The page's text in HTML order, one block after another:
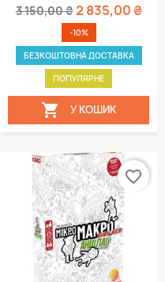
3 150,00 ₴2 835,00 ₴
-10%
БЕЗКОШТОВНА ДОСТАВКА
ПОПУЛЯРНЕ
 У КОШИК
favorite_border